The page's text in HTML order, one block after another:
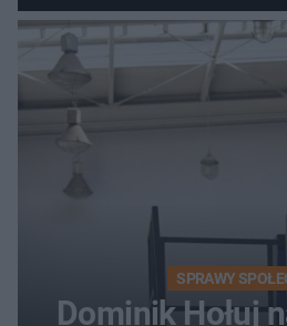
SPRAWY
Dominik Hołuj